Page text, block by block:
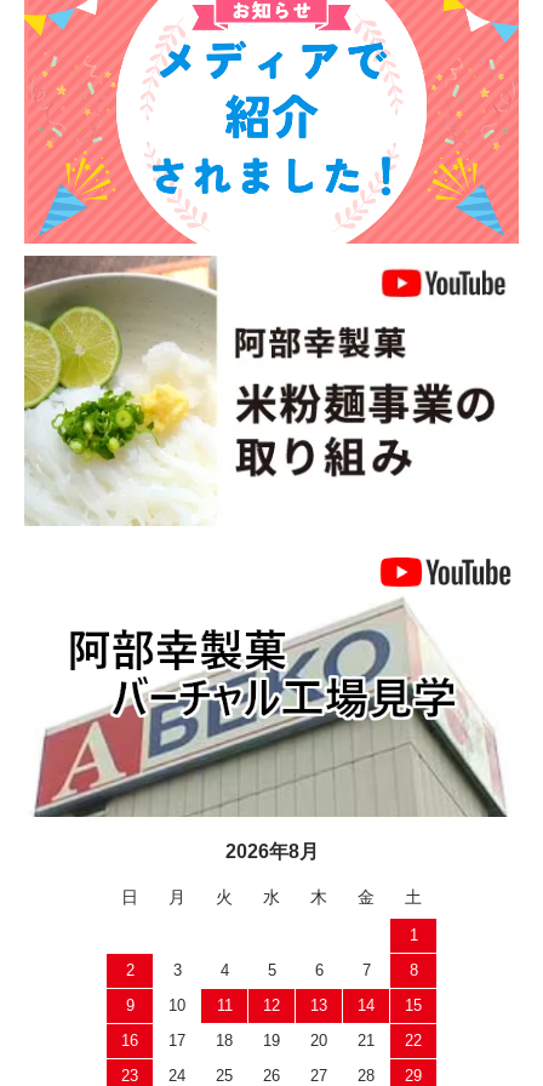
2026年8月
日 月 火 水 木 金 土
1
2
3 4 5 6 7
8
9
10 11 12 13 14
15
16
17 18 19 20 21
22
23
24 25 26 27 28
29